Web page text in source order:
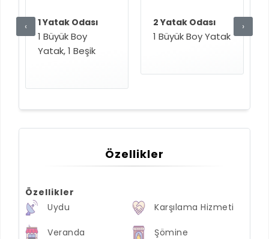
1 Yatak Odası
1 Büyük Boy
Yatak, 1 Beşik
2 Yatak Odası
1 Büyük Boy Yatak
‹ ›
Özellikler
Özellikler
Uydu
Karşılama Hizmeti
Veranda Şömine